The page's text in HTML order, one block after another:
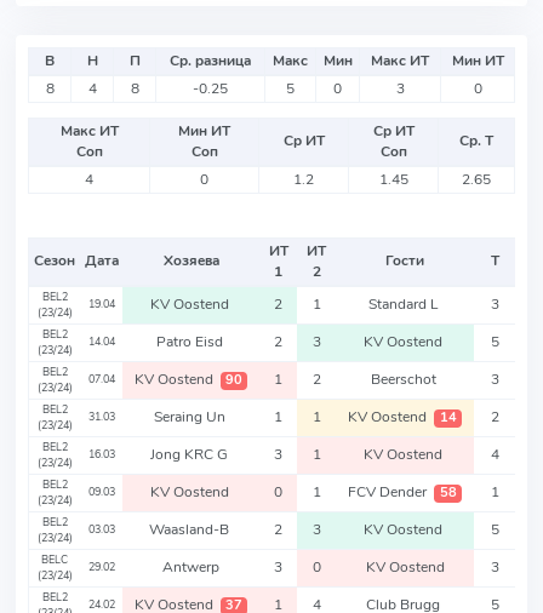
В Н П Ср. разница Макс Мин Макс ИТ
Мин ИТ
8
4 8 -0.25 5 0 3 0
Макс ИТ
Соп
Мин ИТ
Соп
Ср ИТ
Ср ИТ
Соп
Ср. Т
4
0 1.2 1.45 2.65
Сезон Дата Хозяева
ИТ
1
ИТ
2
Гости Т
BEL2
(23/24)
19.04 KV Oostend 2 1 Standard L 3
BEL2
(23/24)
14.04 Patro Eisd 2 3 KV Oostend 5
BEL2
(23/24)
07.04 KV Oostend 90 1 2 Beerschot 3
BEL2
(23/24)
31.03 Seraing Un 1 1 KV Oostend 14 2
BEL2
(23/24)
16.03 Jong KRC G 3 1 KV Oostend 4
BEL2
(23/24)
09.03 KV Oostend 0 1 FCV Dender 58 1
BEL2
(23/24)
03.03 Waasland-B 2 3 KV Oostend 5
BELC
(23/24)
29.02 Antwerp 3 0 KV Oostend 3
BEL2
24.02 KV Oostend 37 1 4 Club Brugg 5